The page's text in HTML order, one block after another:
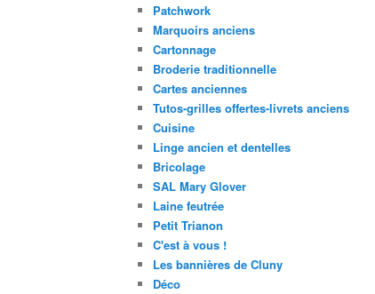
Patchwork
Marquoirs anciens
Cartonnage
Broderie traditionnelle
Cartes anciennes
Tutos-grilles offertes-livrets anciens
Cuisine
Linge ancien et dentelles
Bricolage
SAL Mary Glover
Laine feutrée
Petit Trianon
C'est à vous !
Les bannières de Cluny
Déco